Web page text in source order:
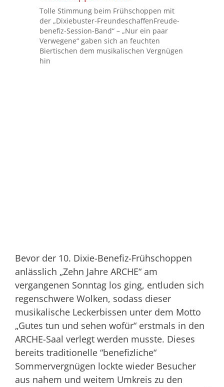
Tolle Stimmung beim Frühschoppen mit
der „Dixiebuster-FreundeschaffenFreude-
benefiz-Session-Band“ – „Nur ein paar
Verwegene“ gaben sich an feuchten
Biertischen dem musikalischen Vergnügen
hin
Bevor der 10. Dixie-Benefiz-Frühschoppen
anlässlich „Zehn Jahre ARCHE“ am
vergangenen Sonntag los ging, entluden sich
regenschwere Wolken, sodass dieser
musikalische Leckerbissen unter dem Motto
„Gutes tun und sehen wofür“ erstmals in den
ARCHE-Saal verlegt werden musste. Dieses
bereits traditionelle “benefizliche“
Sommervergnügen lockte wieder Besucher
aus nahem und weitem Umkreis zu den